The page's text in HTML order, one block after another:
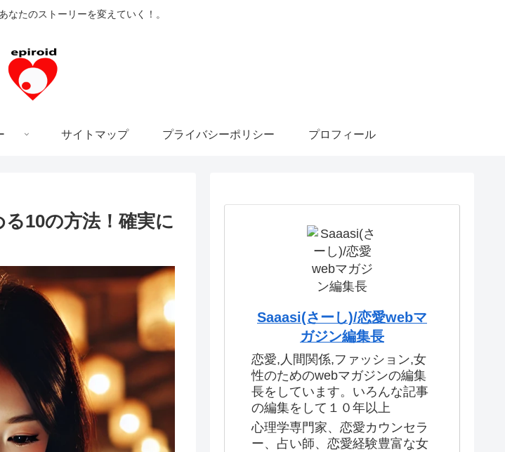
なたのストーリーを変えていく！。
サイトマップ プライバシーポリシー プロフィール
10の方法！確実に
Saaasi(さーし)/恋愛webマ
ガジン編集長
恋愛,人間関係,ファッション,女
性のためのwebマガジンの編集
長をしています。いろんな記事
の編集をして１０年以上
心理学専門家、恋愛カウンセラ
ー、占い師、恋愛経験豊富な女